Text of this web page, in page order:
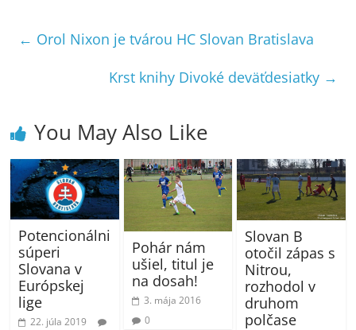
← Orol Nixon je tvárou HC Slovan Bratislava
Krst knihy Divoké deväťdesiatky →
You May Also Like
Potencionálni
súperi
Slovana v
Európskej
lige
22. júla 2019
Pohár nám
ušiel, titul je
na dosah!
3. mája 2016
0
Slovan B
otočil zápas s
Nitrou,
rozhodol v
druhom
polčase